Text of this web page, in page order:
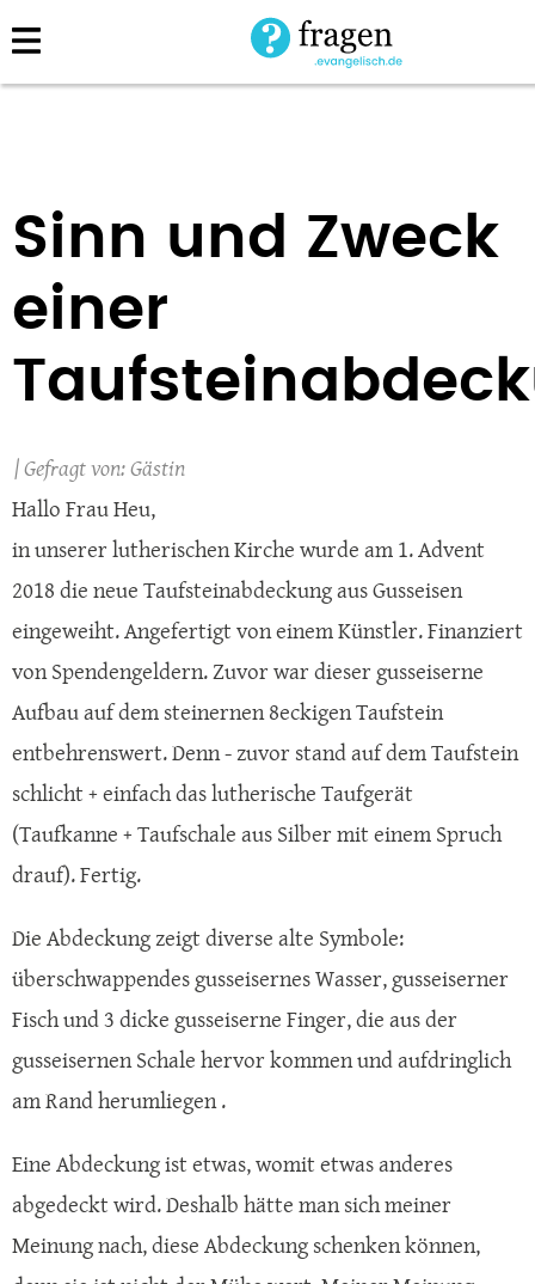
Direkt
zum
Sinn und Zweck
einer
Gästin
Hallo Frau Heu,
in unserer lutherischen Kirche wurde am 1. Advent
2018 die neue Taufsteinabdeckung aus Gusseisen
eingeweiht. Angefertigt von einem Künstler. Finanziert
von Spendengeldern. Zuvor war dieser gusseiserne
Aufbau auf dem steinernen 8eckigen Taufstein
entbehrenswert. Denn - zuvor stand auf dem Taufstein
schlicht + einfach das lutherische Taufgerät
(Taufkanne + Taufschale aus Silber mit einem Spruch
drauf). Fertig.
Die Abdeckung zeigt diverse alte Symbole:
überschwappendes gusseisernes Wasser, gusseiserner
Fisch und 3 dicke gusseiserne Finger, die aus der
gusseisernen Schale hervor kommen und aufdringlich
am Rand herumliegen .
Eine Abdeckung ist etwas, womit etwas anderes
abgedeckt wird. Deshalb hätte man sich meiner
Meinung nach, diese Abdeckung schenken können,